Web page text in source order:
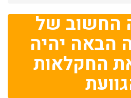
החשוב של
הבאה יהיה
החקלאות